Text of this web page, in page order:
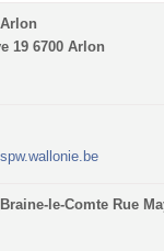
19 6700 Arlon
le-Comte Rue